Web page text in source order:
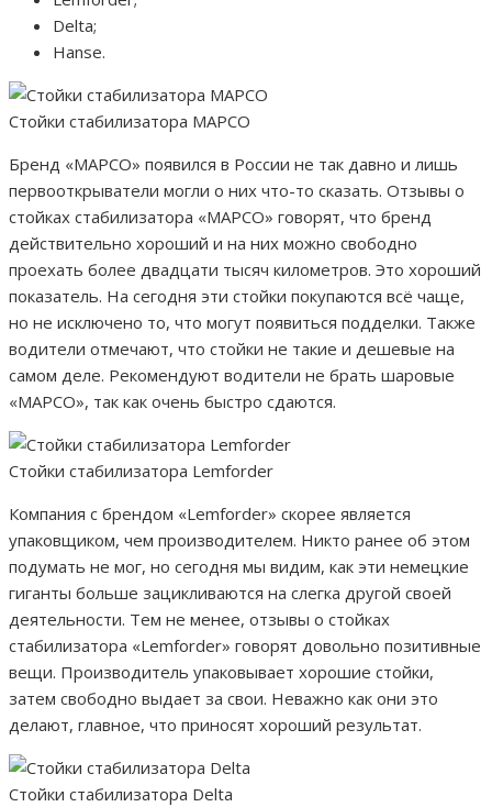
Delta;
Hanse.
Стойки стабилизатора MAPCO
Бренд «MAPCO» появился в России не так давно и лишь
первооткрыватели могли о них что-то сказать. Отзывы о
стойках стабилизатора «MAPCO» говорят, что бренд
действительно хороший и на них можно свободно
проехать более двадцати тысяч километров. Это хороший
показатель. На сегодня эти стойки покупаются всё чаще,
но не исключено то, что могут появиться подделки. Также
водители отмечают, что стойки не такие и дешевые на
самом деле. Рекомендуют водители не брать шаровые
«MAPCO», так как очень быстро сдаются.
Стойки стабилизатора Lemforder
Компания с брендом «Lemforder» скорее является
упаковщиком, чем производителем. Никто ранее об этом
подумать не мог, но сегодня мы видим, как эти немецкие
гиганты больше зацикливаются на слегка другой своей
деятельности. Тем не менее, отзывы о стойках
стабилизатора «Lemforder» говорят довольно позитивные
вещи. Производитель упаковывает хорошие стойки,
затем свободно выдает за свои. Неважно как они это
делают, главное, что приносят хороший результат.
Стойки стабилизатора Delta